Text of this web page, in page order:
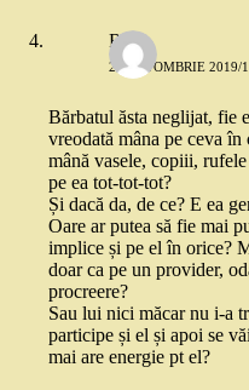
Rox
28 OCTOMBRIE 2019/
Bărbatul ăsta neglijat, fie
vreodată mâna pe ceva
mână vasele, copiii,
pe ea tot-tot-tot?
Și dacă da, de ce? E ea
Oare ar putea să fie mai
implice și pe el în orice?
doar ca pe un provider,
procreere?
Sau lui nici măcar nu i-a
participe și el și apoi se
mai are energie pt el?